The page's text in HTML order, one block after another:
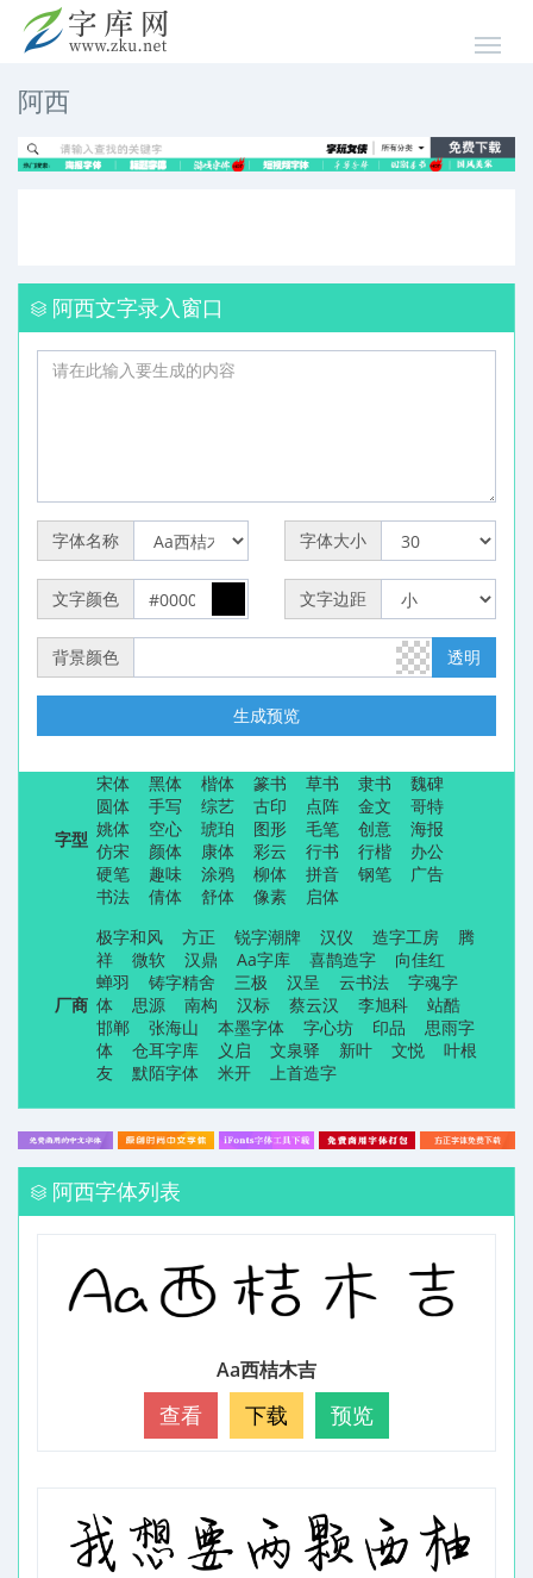
阿西
阿西文字录入窗口
字体名称
文字颜色
字体大小
文字边距
背景颜色 透明
生成预览
字型
宋体 黑体 楷体 篆书 草书 隶书
魏碑
圆体
手写 综艺 古印 点阵 金文
哥特
姚体
空心 琥珀 图形 毛笔 创意
海报
仿宋
颜体 康体 彩云 行书 行楷
办公
硬笔
趣味 涂鸦 柳体 拼音 钢笔
广告
书法
倩体 舒体 像素 启体
厂商
极字和风 方正 锐字潮牌 汉仪 造字工房
腾
祥
微软 汉鼎 Aa字库 喜鹊造字
向佳红
蝉羽
铸字精舍 三极 汉呈 云书法
字魂字
体
思源 南构 汉标 蔡云汉 李旭科
站酷
邯郸
张海山 本墨字体 字心坊 印品
思雨字
体
仓耳字库 义启 文泉驿 新叶 文悦
叶根
友
默陌字体 米开 上首造字
阿西字体列表
Aa西桔木吉
查看 下载 预览